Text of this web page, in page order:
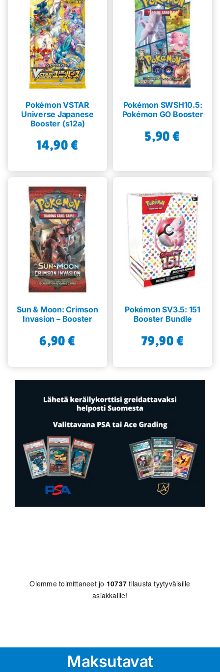
Pokémon VSTAR
Universe Japanese
Booster (s12a)
14,90€
Pokémon SWSH10.5:
Pokémon GO Booster
5,90€
Sun & Moon: Crimson
Invasion – Booster
6,90€
Pokémon SV3.5: 151
Booster Bundle
79,90€
Olemme toimittaneet jo 10737 tilausta tyytyväisille
asiakkaille!
Maksutavat